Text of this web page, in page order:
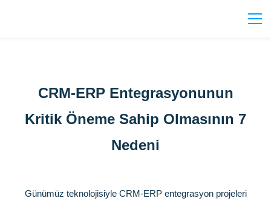
CRM-ERP Entegrasyonunun
Kritik Öneme Sahip Olmasının 7
Nedeni
Günümüz teknolojisiyle CRM-ERP entegrasyon projeleri